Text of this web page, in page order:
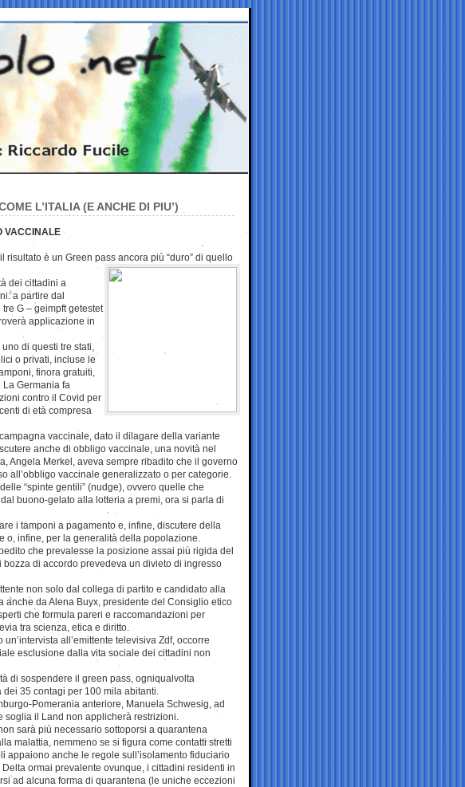
L’ITALIA (E ANCHE DI PIU’)
VACCINALE
risultato è un Green pass ancora più “duro” di quello
dei cittadini a
a partire dal
G – geimpft getestet
applicazione in
di questi tre stati,
o privati, incluse le
finora gratuiti,
La Germania fa
contro il Covid per
di età compresa
vaccinale, dato il dilagare della variante
anche di obbligo vaccinale, una novità nel
Angela Merkel, aveva sempre ribadito che il governo
all’obbligo vaccinale generalizzato o per categorie.
“spinte gentili” (nudge), ovvero quelle che
buono-gelato alla lotteria a premi, ora si parla di
i tamponi a pagamento e, infine, discutere della
o, infine, per la generalità della popolazione.
che prevalesse la posizione assai più rigida del
di accordo prevedeva un divieto di ingresso
non solo dal collega di partito e candidato alla
anche da Alena Buyx, presidente del Consiglio etico
che formula pareri e raccomandazioni per
tra scienza, etica e diritto.
all’emittente televisiva Zdf, occorre
esclusione dalla vita sociale dei cittadini non
di sospendere il green pass, ogniqualvolta
dei 35 contagi per 100 mila abitanti.
Pomerania anteriore, Manuela Schwesig, ad
soglia il Land non applicherà restrizioni.
sarà più necessario sottoporsi a quarantena
malattia, nemmeno se si figura come contatti stretti
appaiono anche le regole sull’isolamento fiduciario
ormai prevalente ovunque, i cittadini residenti in
ad alcuna forma di quarantena (le uniche eccezioni